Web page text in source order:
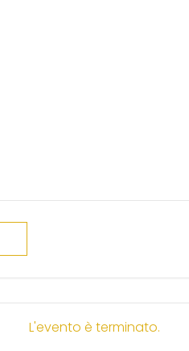
L'evento è terminato.